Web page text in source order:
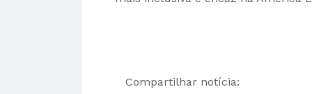
Compartilhar notícia: